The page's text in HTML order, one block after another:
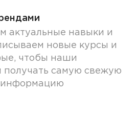
актуальные навыки и
новые курсы и
чтобы наши
получать самую свежую
информацию